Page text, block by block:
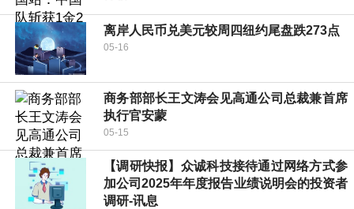
离岸人民币兑美元较周四纽约尾盘跌273点
05-16
商务部部长王文涛会见高通公司总裁兼首席
执行官安蒙
05-15
【调研快报】众诚科技接待通过网络方式参
加公司2025年年度报告业绩说明会的投资者
调研-讯息